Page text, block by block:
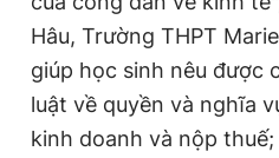
Giấy phép xuất bản số 110/GP -
© 2003-2026 Bản quyền thuộc
chép dưới mọi hình thức nếu
bản. Phát triển bởi ePi
Hâu, Trường THPT
giúp học sinh nêu được
luật về quyền và nghĩa
kinh doanh và nộp